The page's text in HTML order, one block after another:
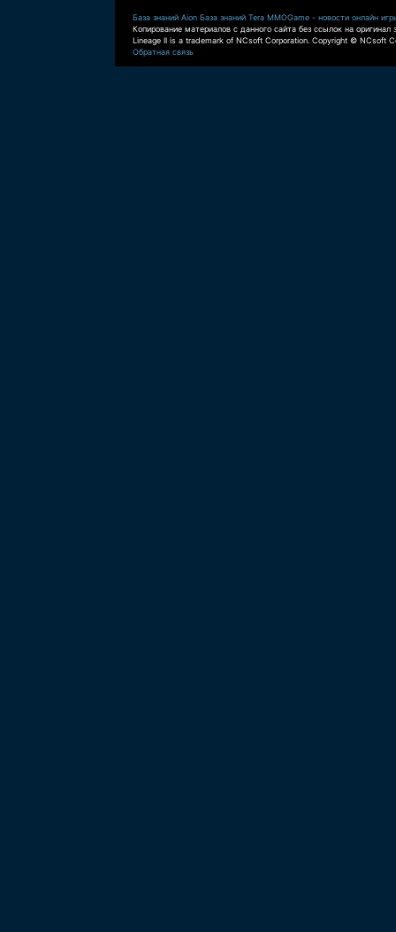
База знаний Aion База знаний Tera MMOGame - новости онлайн
Копирование материалов с данного сайта без ссылок на оригинал
Lineage II is a trademark of NCsoft Corporation. Copyright © NCsoft
Обратная связь